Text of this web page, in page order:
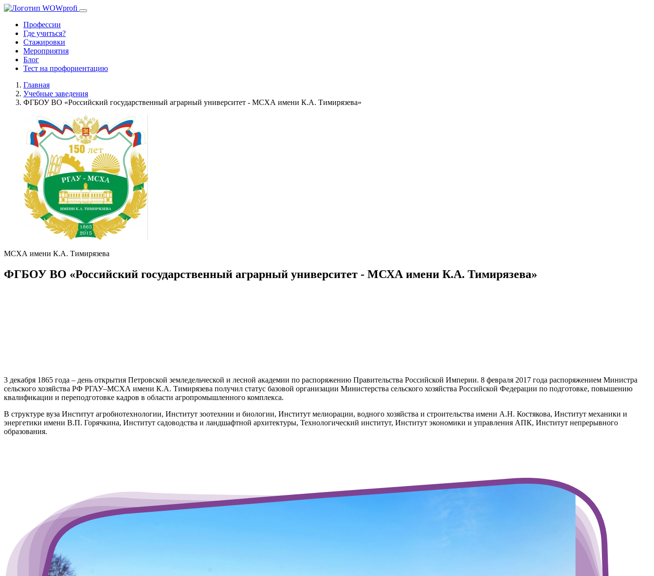
Профессии
Где учиться?
Стажировки
Мероприятия
Блог
Тест на профориентацию
Главная
Учебные заведения
ФГБОУ ВО «Российский государственный аграрный университет - МСХА имени К.А. Тимирязева»
МСХА имени К.А. Тимирязева
ФГБОУ ВО «Российский государственный аграрный университет - МСХА имени К.А. Тимирязева»
3 декабря 1865 года – день открытия Петровской земледельческой и лесной академии по распоряжению Правительства Российской Империи. 8 февраля 2017 года распоряжением Министра
сельского хозяйства РФ РГАУ–МСХА имени К.А. Тимирязева получил статус базовой организации Министерства сельского хозяйства Российской Федерации по подготовке, повышению
квалификации и переподготовке кадров в области агропромышленного комплекса.
В структуре вуза Институт агробиотехнологии, Институт зоотехнии и биологии, Институт мелиорации, водного хозяйства и строительства имени А.Н. Костякова, Институт механики и
энергетики имени В.П. Горячкина, Институт садоводства и ландшафтной архитектуры, Технологический институт, Институт экономики и управления АПК, Институт непрерывного
образования.